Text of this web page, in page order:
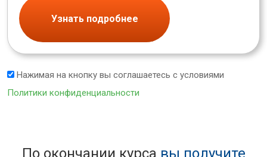
Узнать подробнее
Нажимая на кнопку вы соглашаетесь с условиями
Политики конфиденциальности
По окончании курса вы получите